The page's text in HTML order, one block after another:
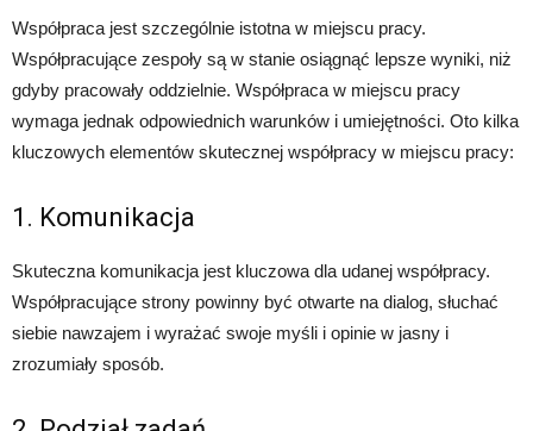
Współpraca jest szczególnie istotna w miejscu pracy.
Współpracujące zespoły są w stanie osiągnąć lepsze wyniki, niż
gdyby pracowały oddzielnie. Współpraca w miejscu pracy
wymaga jednak odpowiednich warunków i umiejętności. Oto kilka
kluczowych elementów skutecznej współpracy w miejscu pracy:
1. Komunikacja
Skuteczna komunikacja jest kluczowa dla udanej współpracy.
Współpracujące strony powinny być otwarte na dialog, słuchać
siebie nawzajem i wyrażać swoje myśli i opinie w jasny i
zrozumiały sposób.